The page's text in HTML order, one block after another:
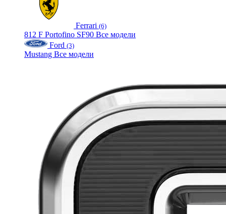
Ferrari (6)
812 F Portofino SF90 Все модели
Ford (3)
Mustang Все модели